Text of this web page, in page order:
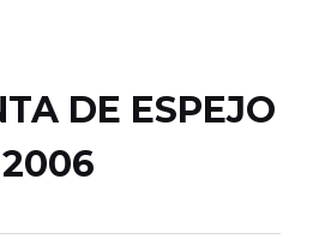
DE ESPEJO